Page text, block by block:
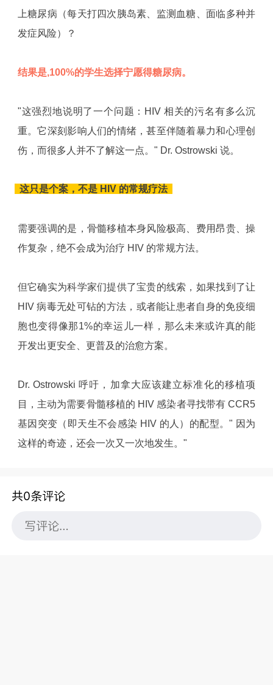
上糖尿病（每天打四次胰岛素、监测血糖、面临多种并
发症风险）？
结果是,100%的学生选择宁愿得糖尿病。
"这强烈地说明了一个问题：HIV 相关的污名有多么沉
重。它深刻影响人们的情绪，甚至伴随着暴力和心理创
伤，而很多人并不了解这一点。" Dr. Ostrowski 说。
这只是个案，不是 HIV 的常规疗法
需要强调的是，骨髓移植本身风险极高、费用昂贵、操
作复杂，绝不会成为治疗 HIV 的常规方法。
但它确实为科学家们提供了宝贵的线索，如果找到了让
HIV 病毒无处可钻的方法，或者能让患者自身的免疫细
胞也变得像那1%的幸运儿一样，那么未来或许真的能
开发出更安全、更普及的治愈方案。
Dr. Ostrowski 呼吁，加拿大应该建立标准化的移植项
目，主动为需要骨髓移植的 HIV 感染者寻找带有 CCR5
基因突变（即天生不会感染 HIV 的人）的配型。" 因为
这样的奇迹，还会一次又一次地发生。"
共0条评论